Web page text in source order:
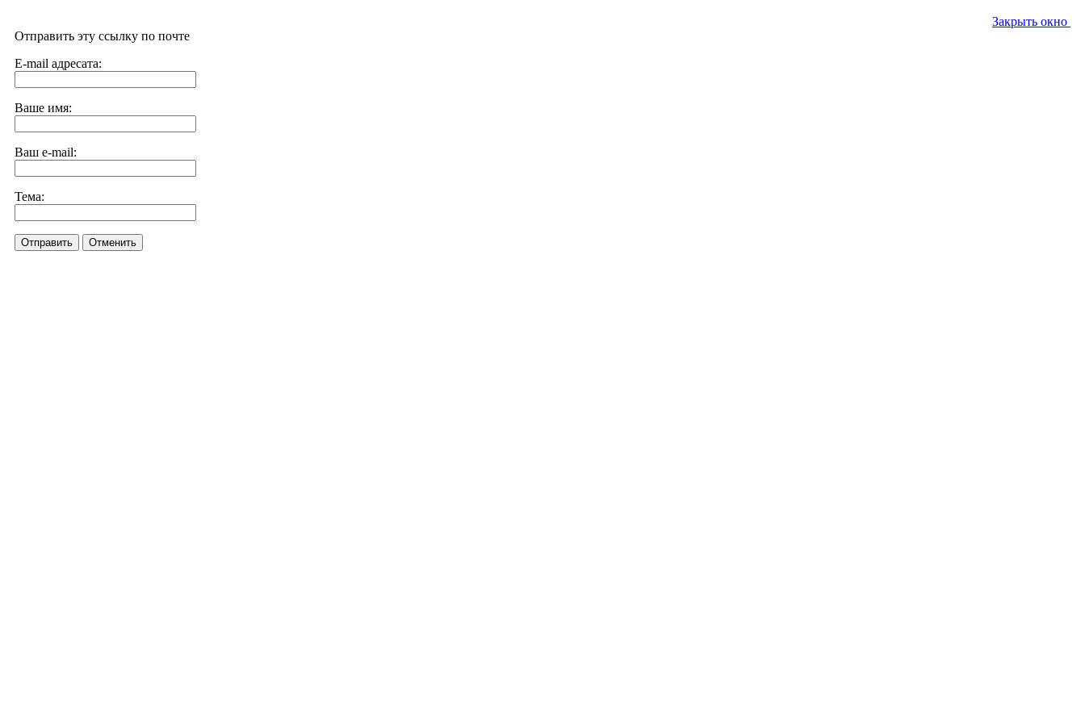
Закрыть окно
Отправить эту ссылку по почте
E-mail адресата:
Ваше имя:
Ваш e-mail:
Тема:
Отправить Отменить